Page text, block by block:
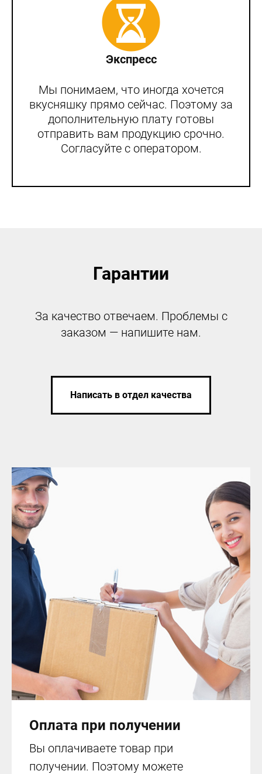
Экспресс
Мы понимаем, что иногда хочется
вкусняшку прямо сейчас. Поэтому за
дополнительную плату готовы
отправить вам продукцию срочно.
Согласуйте с оператором.
Гарантии
За качество отвечаем. Проблемы с
заказом — напишите нам.
Написать в отдел качества
Оплата при получении
Вы оплачиваете товар при
получении. Поэтому можете